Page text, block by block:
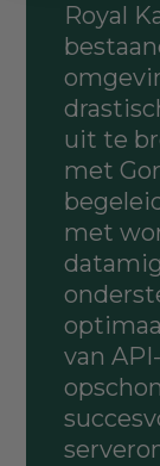
Royal
uit te
met
met
van